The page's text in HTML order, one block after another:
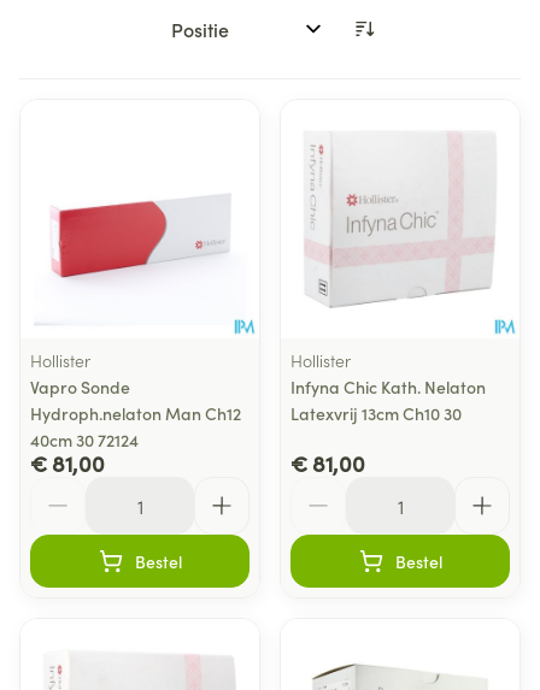
Sorteer op:
Hollister
Vapro Sonde
Hydroph.nelaton Man Ch12
40cm 30 72124
€ 81,00
Bestel
Hollister
Infyna Chic Kath. Nelaton
Latexvrij 13cm Ch10 30
€ 81,00
Bestel